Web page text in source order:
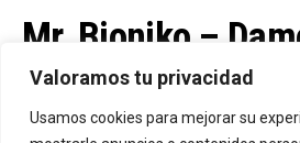
Valoramos tu privacidad
Usamos cookies para mejorar su
Mr. Bioniko –
Oportunidad
Ya Está En La Calle. "Dame Una